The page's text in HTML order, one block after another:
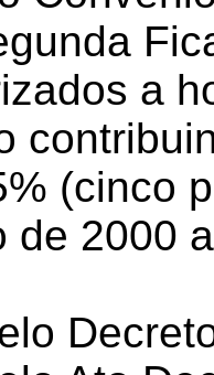
a
(cinco
de 2000